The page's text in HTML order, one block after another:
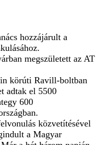
hozzájárult a
megszületett az AT
körúti Ravill-boltban
adtak el 5500
600
közvetítésével
a Magyar